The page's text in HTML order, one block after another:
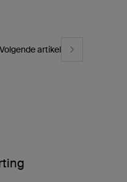
Volgende artikel